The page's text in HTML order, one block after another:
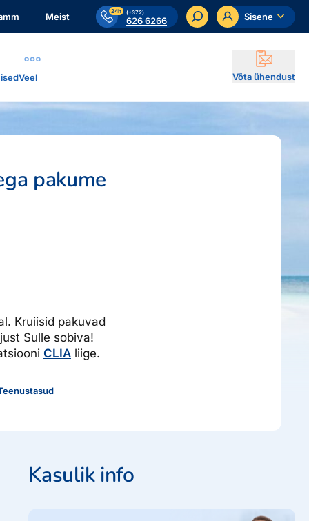
Meist 24h (+372)
626 6266 Sisene
Veel Võta ühendust
pakume
Kruiisid pakuvad
Sulle sobiva!
CLIA liige.
Kasulik info